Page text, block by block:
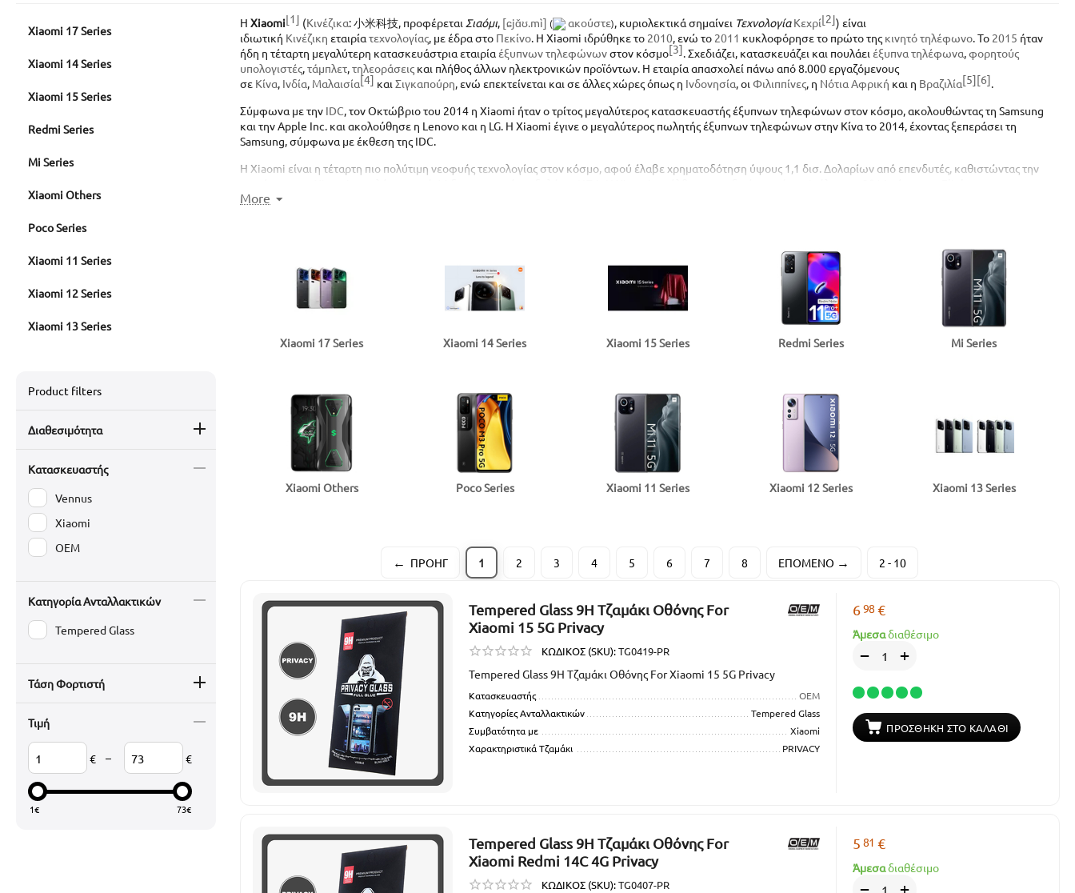
Η Xiaomi[1] (Κινέζικα: 小米科技, προφέρεται Σιαόμι, [ɕjɑ̌ʊ.mì] ( ακούστε), κυριολεκτικά σημαίνει ΤεχνολογίαΚεχρί[2]) είναι
ιδιωτική Κινέζικη εταιρίατεχνολογίας, με έδρα στο Πεκίνο. Η Xiaomi ιδρύθηκε το 2010, ενώ το 2011 κυκλοφόρησε το πρώτο της κινητό τηλέφωνο. Το 2015 ήταν
ήδη η τέταρτη μεγαλύτερη κατασκευάστρια εταιρία έξυπνων τηλεφώνωνστον κόσμο[3]. Σχεδιάζει, κατασκευάζει και πουλάει έξυπνα τηλέφωνα,φορητούς
υπολογιστές,τάμπλετ,τηλεοράσεις και πλήθος άλλων ηλεκτρονικών προϊόντων. Η εταιρία απασχολεί πάνω από 8.000 εργαζόμενους
σε Κίνα, Ινδία, Μαλαισία[4] και Σιγκαπούρη, ενώ επεκτείνεται και σε άλλες χώρες όπως η Ινδονησία, οι Φιλιππίνες, η Νότια Αφρική και η Βραζιλία[5][6].
Σύμφωνα με την IDC, τον Οκτώβριο του 2014 η Xiaomi ήταν ο τρίτος μεγαλύτερος κατασκευαστής έξυπνων τηλεφώνων στον κόσμο, ακολουθώντας τη Samsung
και την Apple Inc. και ακολούθησε η Lenovo και η LG. Η Xiaomi έγινε ο μεγαλύτερος πωλητής έξυπνων τηλεφώνων στην Κίνα το 2014, έχοντας ξεπεράσει τη
Samsung, σύμφωνα με έκθεση της IDC.
Η Xiaomi είναι η τέταρτη πιο πολύτιμη νεοφυής τεχνολογίας στον κόσμο, αφού έλαβε χρηματοδότηση ύψους 1,1 δισ. Δολαρίων από επενδυτές, καθιστώντας την
εισήλθε στην αγορά του Μπαγκλαντές μέσω της Solar Electro Bangladesh Limited τον Αύγουστο του 2016.
More
Xiaomi 17 Series Xiaomi 14 Series ​Xiaomi 15 Series Redmi Series Mi Series
Xiaomi Others Poco Series Xiaomi 11 Series Xiaomi 12 Series Xiaomi 13 Series
ΠΡΟΗΓ 1 2 3 4 5 6 7 8 ΕΠΌΜΕΝΟ 2 - 10
Tempered Glass 9H Τζαμάκι Οθόνης For
Xiaomi 15 5G Privacy
ΚΩΔΙΚΟΣ (SKU):TG0419-PR
Tempered Glass 9H Τζαμάκι Οθόνης For Xiaomi 15 5G Privacy
Κατασκευαστής
OEM
Κατηγορίες Ανταλλακτικών
Tempered Glass
Συμβατότητα με
Xiaomi
Χαρακτηριστικά Τζαμάκι
PRIVACY
698 €
Άμεσαδιαθέσιμο
+
−
ΠΡΟΣΘΉΚΗ ΣΤΟ ΚΑΛΆΘΙ
Tempered Glass 9H Τζαμάκι Οθόνης For
Xiaomi Redmi 14C 4G Privacy
ΚΩΔΙΚΟΣ (SKU):TG0407-PR
5 81 €
Άμεσαδιαθέσιμο
+
−
Xiaomi 17 Series
Xiaomi 14 Series
​Xiaomi 15 Series
Redmi Series
Mi Series
Xiaomi Others
Poco Series
Xiaomi 11 Series
Xiaomi 12 Series
Xiaomi 13 Series
Product filters
Διαθεσιμότητα
Κατασκευαστής
Vennus
Xiaomi
OEM
Κατηγορία Ανταλλακτικών
Tempered Glass
Τάση Φορτιστή
Τιμή
€ – €
1€ 73€